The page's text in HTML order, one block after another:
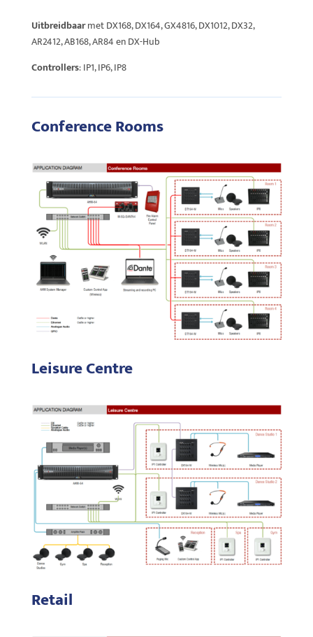
Uitbreidbaarmet DX168, DX164, GX4816, DX1012, DX32,
AR2412, AB168, AR84 en DX-Hub
Controllers: IP1, IP6, IP8
Conference Rooms
Leisure Centre
Retail